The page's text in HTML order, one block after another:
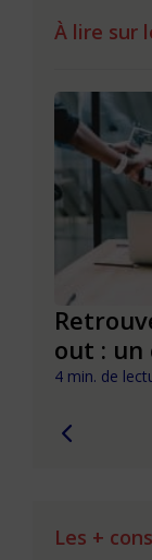
À lire sur
out : un
4 min. de
Les +